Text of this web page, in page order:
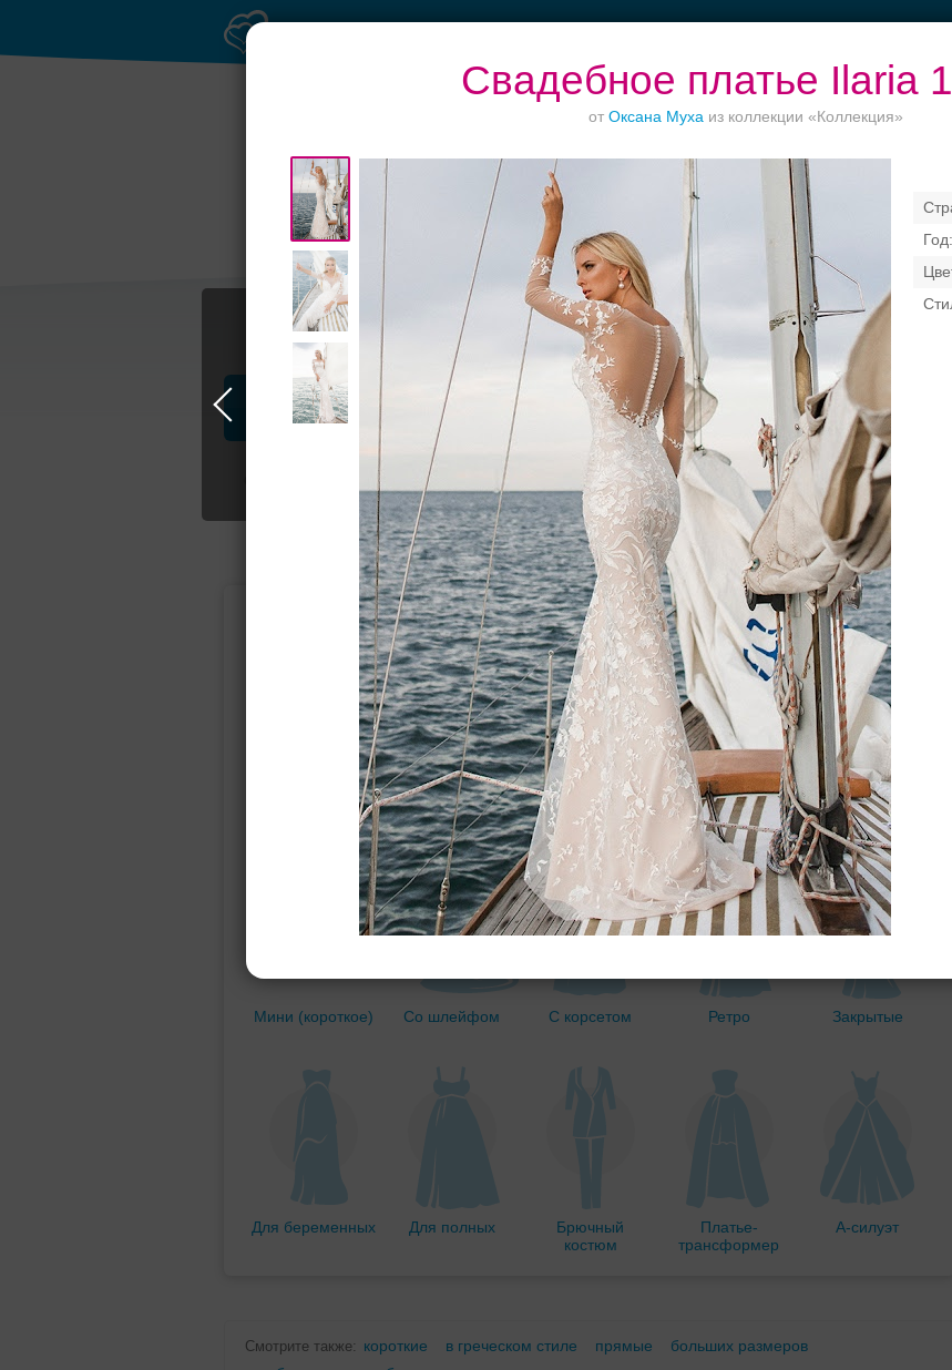
Свадебное платье Ilaria 1
от Оксана Муха из коллекции «Коллекция»
Банкет в отеле
Профессионалы и услуги Свадебные платья Банкет Транспорт
Свадебные платья
Подбор свадебного платья
По стилю
Прямое Русалка Принцесса Бальное
Мини (короткое) Со шлейфом С корсетом Ретро Закрытые
Для беременных Для полных
Брючный
костюм
Платье-
трансформер
А-силуэт
Смотрите также: короткие в греческом стиле прямые
больших размеров